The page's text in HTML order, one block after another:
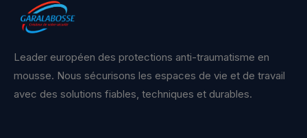
Leader européen des protections anti-traumatisme en
mousse. Nous sécurisons les espaces de vie et de travail
avec des solutions fiables, techniques et durables.